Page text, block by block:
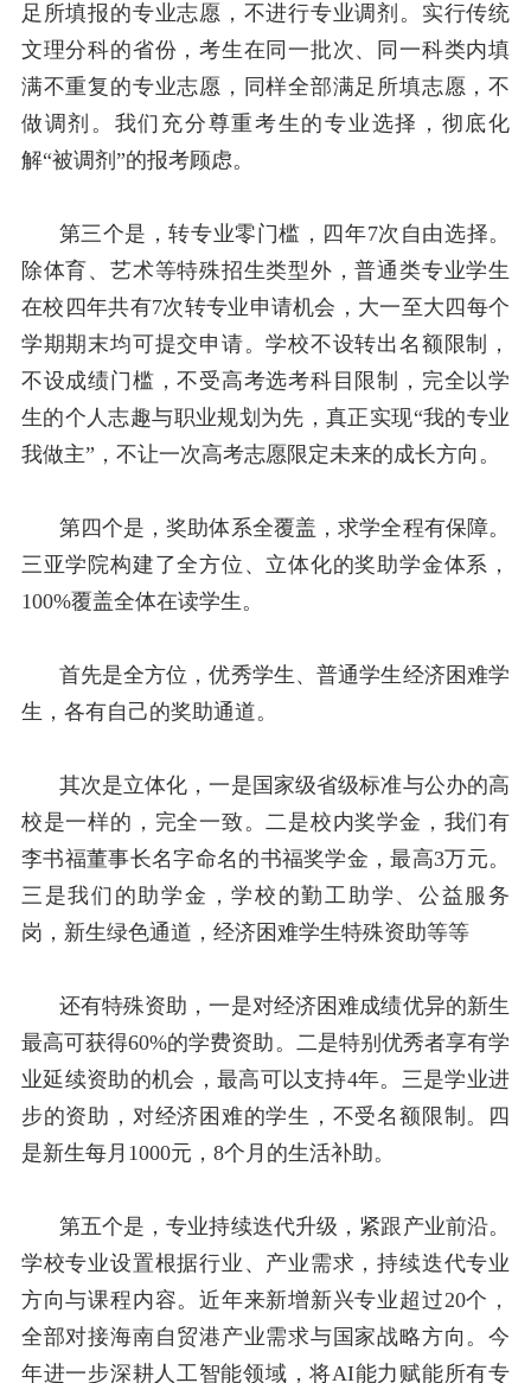
足所填报的专业志愿，不进行专业调剂。实行传统
文理分科的省份，考生在同一批次、同一科类内填
满不重复的专业志愿，同样全部满足所填志愿，不
做调剂。我们充分尊重考生的专业选择，彻底化
解“被调剂”的报考顾虑。
第三个是，转专业零门槛，四年7次自由选择。
除体育、艺术等特殊招生类型外，普通类专业学生
在校四年共有7次转专业申请机会，大一至大四每个
学期期末均可提交申请。学校不设转出名额限制，
不设成绩门槛，不受高考选考科目限制，完全以学
生的个人志趣与职业规划为先，真正实现“我的专业
我做主”，不让一次高考志愿限定未来的成长方向。
第四个是，奖助体系全覆盖，求学全程有保障。
三亚学院构建了全方位、立体化的奖助学金体系，
100%覆盖全体在读学生。
首先是全方位，优秀学生、普通学生经济困难学
生，各有自己的奖助通道。
其次是立体化，一是国家级省级标准与公办的高
校是一样的，完全一致。二是校内奖学金，我们有
李书福董事长名字命名的书福奖学金，最高3万元。
三是我们的助学金，学校的勤工助学、公益服务
岗，新生绿色通道，经济困难学生特殊资助等等
还有特殊资助，一是对经济困难成绩优异的新生
最高可获得60%的学费资助。二是特别优秀者享有学
业延续资助的机会，最高可以支持4年。三是学业进
步的资助，对经济困难的学生，不受名额限制。四
是新生每月 1000元， 8个月的生活补助。
第五个是，专业持续迭代升级，紧跟产业前沿。
学校专业设置根据行业、产业需求，持续迭代专业
方向与课程内容。近年来新增新兴专业超过20个，
全部对接海南自贸港产业需求与国家战略方向。今
年进一步深耕人工智能领域，将AI能力赋能所有专